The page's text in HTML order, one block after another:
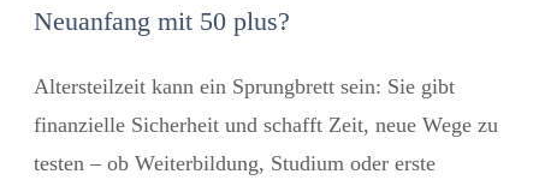
Neuanfang mit 50 plus?
Altersteilzeit kann ein Sprungbrett sein: Sie gibt
finanzielle Sicherheit und schafft Zeit, neue Wege zu
testen – ob Weiterbildung, Studium oder erste